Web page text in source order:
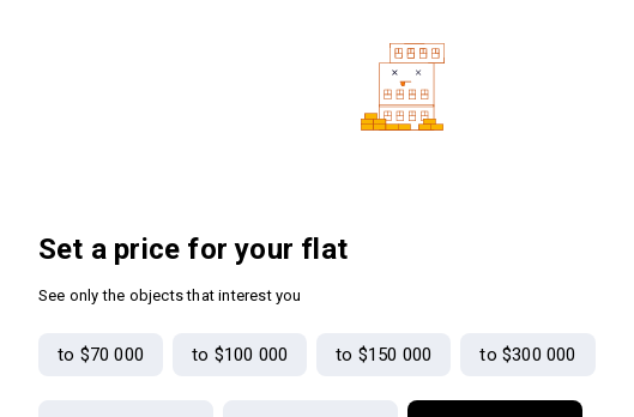
Set a price for your flat
See only the objects that interest you
to $70 000 to $100 000 to $150 000 to $300 000